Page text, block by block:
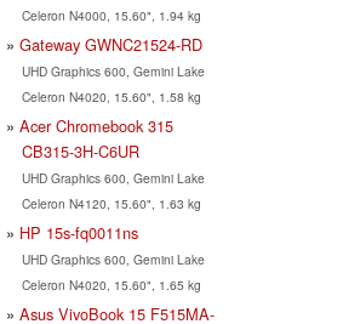
Celeron N4000, 15.60", 1.94 kg
Gateway GWNC21524-RD
UHD Graphics 600, Gemini Lake
Celeron N4020, 15.60", 1.58 kg
Acer Chromebook 315
CB315-3H-C6UR
UHD Graphics 600, Gemini Lake
Celeron N4120, 15.60", 1.63 kg
HP 15s-fq0011ns
UHD Graphics 600, Gemini Lake
Celeron N4020, 15.60", 1.65 kg
Asus VivoBook 15 F515MA-